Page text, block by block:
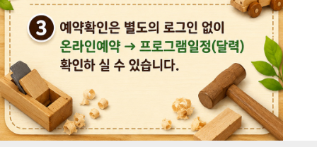
목공체험부터 숲체험 교육까지
다양한 경험을 할 수 있는
양주시